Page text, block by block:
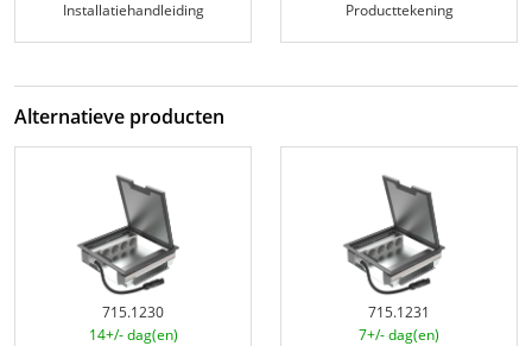
Installatiehandleiding Producttekening
Alternatieve producten
715.1230
14+/- dag(en)
715.1231
7+/- dag(en)